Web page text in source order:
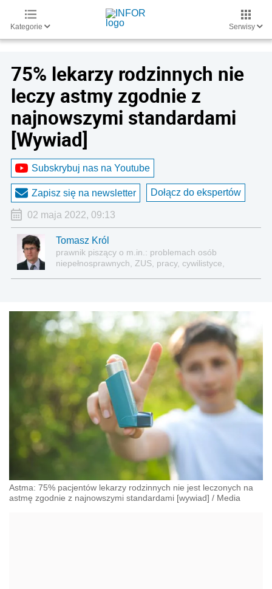
Kategorie Serwisy
75% lekarzy rodzinnych nie
leczy astmy zgodnie z
najnowszymi standardami
[Wywiad]
Subskrybuj nas na Youtube
Zapisz się na newsletter Dołącz do ekspertów
02 maja 2022, 09:13
Tomasz Król
prawnik piszący o m.in.: problemach osób
niepełnosprawnych, ZUS, pracy, cywilistyce,
Astma: 75% pacjentów lekarzy rodzinnych nie jest leczonych na
astmę zgodnie z najnowszymi standardami [wywiad] / Media